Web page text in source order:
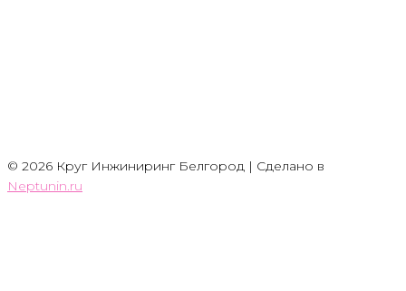
© 2026 Круг Инжиниринг Белгород | Сделано в
Neptunin.ru